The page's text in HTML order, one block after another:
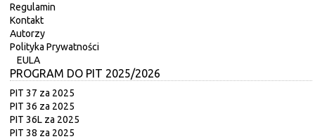
Regulamin
Kontakt
Autorzy
Polityka Prywatności
EULA
PROGRAM DO PIT 2025/2026
PIT 37 za 2025
PIT 36 za 2025
PIT 36L za 2025
PIT 38 za 2025